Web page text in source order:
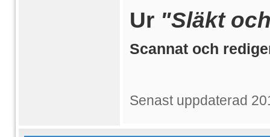
Ur "Släkt
Scannat och
Senast uppdaterad